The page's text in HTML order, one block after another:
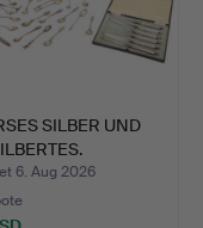
SILBER UND
6. Aug 2026